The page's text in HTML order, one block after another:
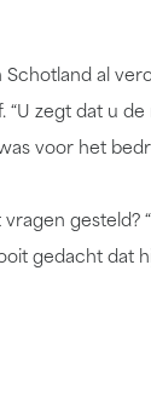
Schotland al
zegt dat u de
voor het
gesteld?
gedacht dat